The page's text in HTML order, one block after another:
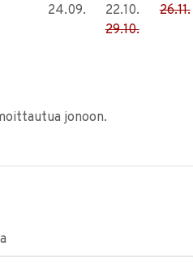
24.09.
22.10.
29.10.
26.11.
jonoon.